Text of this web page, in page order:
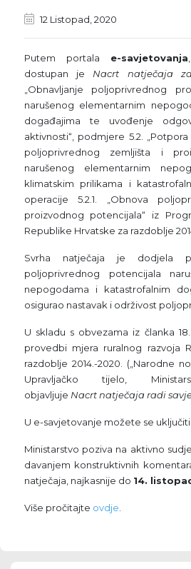
12 Listopad, 2020
Putem portala e-savjetovanja
dostupan je Nacrt natječaja
„Obnavljanje poljoprivrednog
narušenog elementarnim
događajima te uvođenje
aktivnosti“, podmjere 5.2.
poljoprivrednog zemljišta i
narušenog elementarnim
klimatskim prilikama i
operacije 5.2.1. „Obnova
proizvodnog potencijala“ iz
Republike Hrvatske za razdoblje
Svrha natječaja je dodjela
poljoprivrednog potencijala
nepogodama i katastrofalnim
osigurao nastavak i održivost
U skladu s obvezama iz članka
provedbi mjera ruralnog razvoja
razdoblje 2014.-2020. („Narodne
Upravljačko tijelo,
objavljuje Nacrt natječaja radi
U e-savjetovanje možete se
Ministarstvo poziva na aktivno
davanjem konstruktivnih
natječaja, najkasnije do 14.
Više pročitajte ovdje